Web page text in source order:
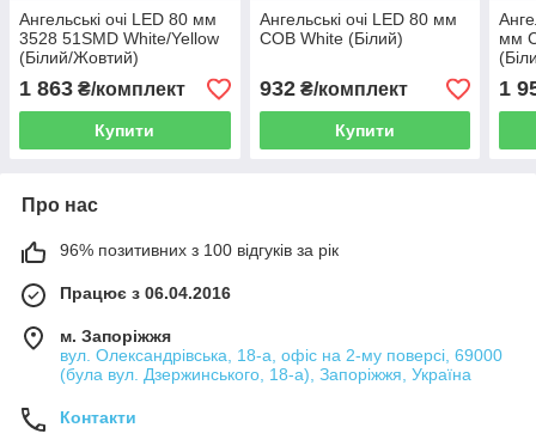
Ангельські очі LED 80 мм
3528 51SMD White/Yellow
(Білий/Жовтий)
1 863 ₴/комплект
Купити
Ангельські очі LED 80 мм
COB White (Білий)
932₴/комплект
Купити
мм
1
Про нас
96% позитивних з 100 відгуків за рік
Працює з 06.04.2016
м. Запоріжжя
вул. Олександрівська, 18-а, офіс на 2-му поверсі, 69000
(була вул. Дзержинського, 18-а), Запоріжжя, Україна
Контакти